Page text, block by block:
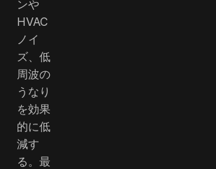
ンや
HVAC
ノイ
ズ、低
周波の
うなり
を効果
的に低
減す
る。最